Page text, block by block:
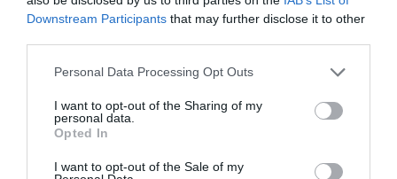
Downstream Participants that may further disclose it to other
Please note that this website/app uses one or more Google
not limited to your visit or usage behaviour. You may click to
grant or deny consent to Google and its third-party tags to
use your data for below specified purposes in below Google
consent section.
Personal Data Processing Opt Outs
I want to opt-out of the Sharing of my
personal data.
Opted In
I want to opt-out of the Sale of my
πηγή στην Google
Ειδήσεις σήμερα
Ανοίγει τη Δευτέρα η Παλαιά Παραλιακή
στην Καλλιθέα – Θωρακίζεται η περιοχή
απέναντι σε πλημμυρικά φαινόμενα